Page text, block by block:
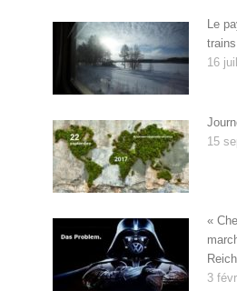
Le
16
15
«
3